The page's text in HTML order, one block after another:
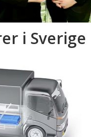
i Sverige